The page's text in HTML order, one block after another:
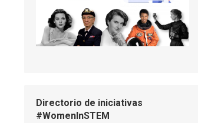
Directorio de iniciativas
#WomenInSTEM